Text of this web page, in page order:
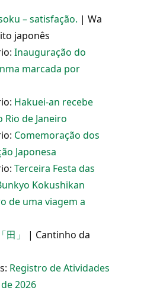
– satisfação. | Wa
japonês
Inauguração do
marcada por
Hakuei-an recebe
de Janeiro
Comemoração dos
Japonesa
Terceira Festa das
Kokushikan
de uma viagem a
田」
| Cantinho da
Registro de Atividades
2026